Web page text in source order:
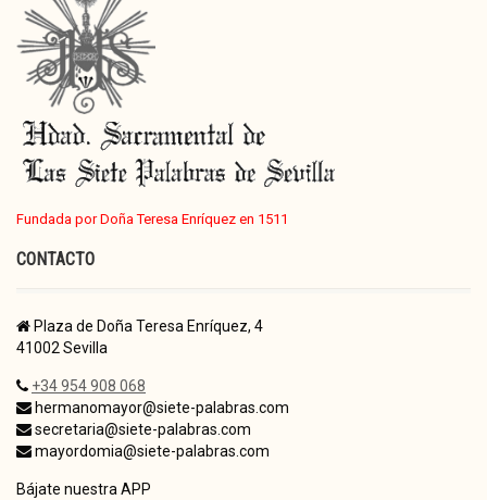
Fundada por Doña Teresa Enríquez en 1511
CONTACTO
Plaza de Doña Teresa Enríquez, 4
41002 Sevilla
+34 954 908 068
hermanomayor@siete-palabras.com
secretaria@siete-palabras.com
mayordomia@siete-palabras.com
Bájate nuestra APP